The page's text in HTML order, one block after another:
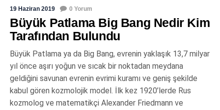
19 Haziran 2019 0 Yorum
Büyük Patlama Big Bang Nedir Kim
Tarafından Bulundu
Büyük Patlama ya da Big Bang, evrenin yaklaşık 13,7 milyar
yıl önce aşırı yoğun ve sıcak bir noktadan meydana
geldiğini savunan evrenin evrimi kuramı ve geniş şekilde
kabul gören kozmolojik model. İlk kez 1920’lerde Rus
kozmolog ve matematikçi Alexander Friedmann ve